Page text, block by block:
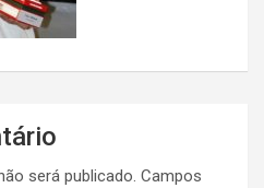
será publicado. Campos